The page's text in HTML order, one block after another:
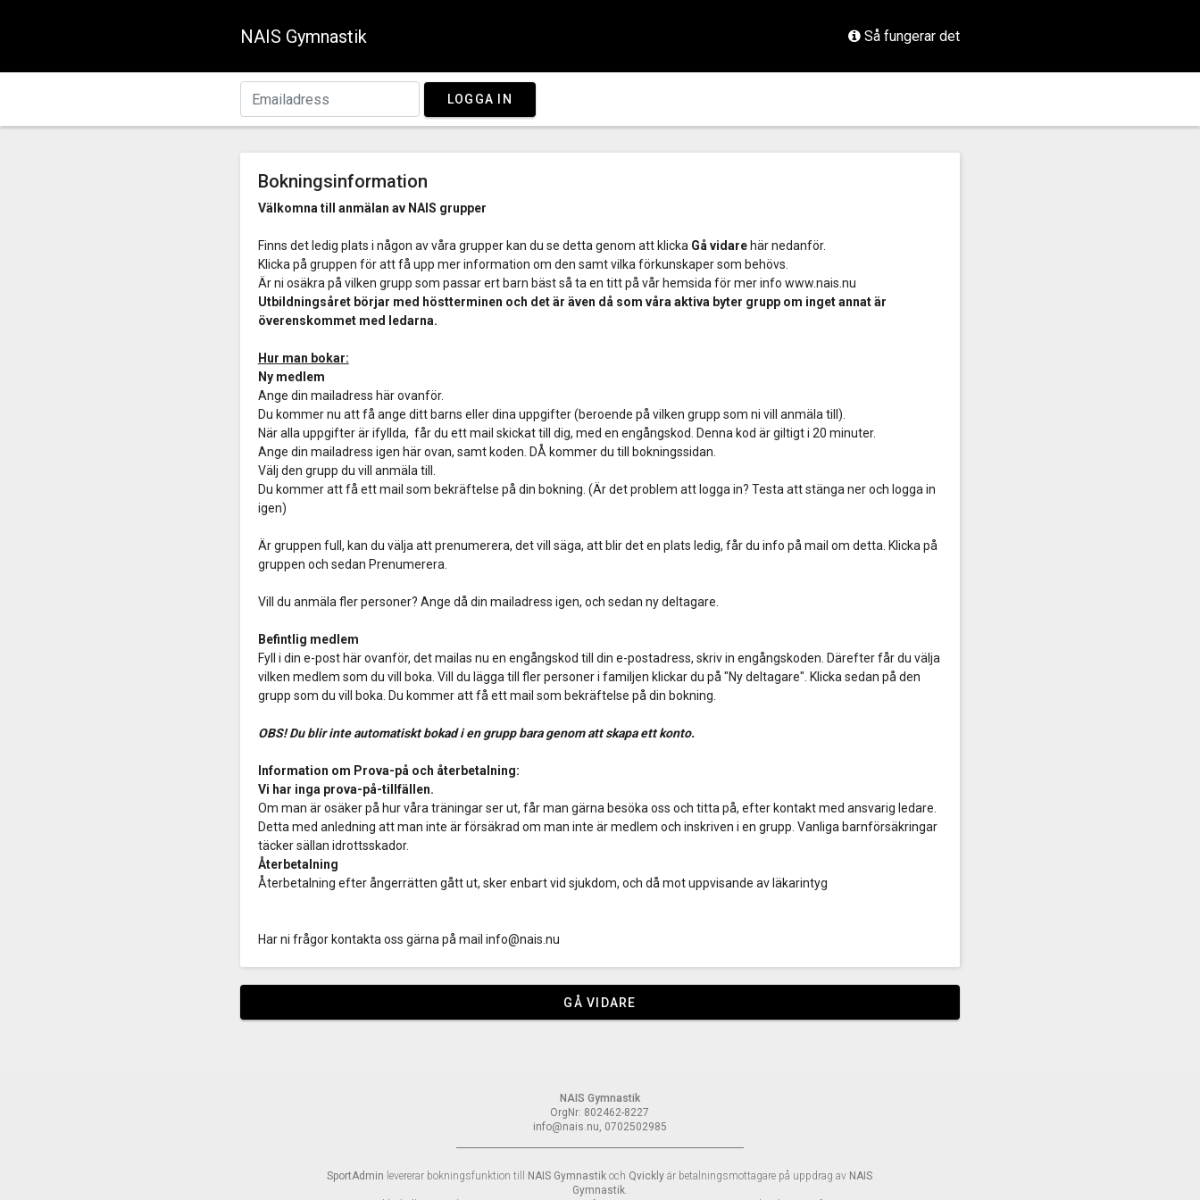
NAIS Gymnastik Så fungerar det
LOGGA IN
Bokningsinformation
Välkomna till anmälan av NAIS grupper
Finns det ledig plats i någon av våra grupper kan du se detta genom att klicka Gå vidarehär nedanför.
Klicka på gruppen för att få upp mer information om den samt vilka förkunskaper som behövs.
Är ni osäkra på vilken grupp som passar ert barn bäst så ta en titt på vår hemsida för mer info www.nais.nu
Utbildningsåret börjar med höstterminen och det är även då som våra aktiva byter grupp om inget annat är
överenskommet med ledarna.
Hur man bokar:
Ny medlem
Ange din mailadress här ovanför.
Du kommer nu att få ange ditt barns eller dina uppgifter (beroende på vilken grupp som ni vill anmäla till).
När alla uppgifter är ifyllda, får du ett mail skickat till dig, med en engångskod. Denna kod är giltigt i 20 minuter.
Ange din mailadress igen här ovan, samt koden. DÅ kommer du till bokningssidan.
Välj den grupp du vill anmäla till.
Du kommer att få ett mail som bekräftelse på din bokning. (Är det problem att logga in? Testa att stänga ner och logga in
igen)
Är gruppen full, kan du välja att prenumerera, det vill säga, att blir det en plats ledig, får du info på mail om detta. Klicka på
gruppen och sedan Prenumerera.
Vill du anmäla fler personer? Ange då din mailadress igen, och sedan ny deltagare.
Befintlig medlem
Fyll i din e-post här ovanför, det mailas nu en engångskod till din e-postadress, skriv in engångskoden. Därefter får du välja
vilken medlem som du vill boka. Vill du lägga till fler personer i familjen klickar du på "Ny deltagare". Klicka sedan på den
grupp som du vill boka. Du kommer att få ett mail som bekräftelse på din bokning.
OBS! Du blir inte automatiskt bokad i en grupp bara genom att skapa ett konto.
Information om Prova-på och återbetalning:
Vi har inga prova-på-tillfällen.
Om man är osäker på hur våra träningar ser ut, får man gärna besöka oss och titta på, efter kontakt med ansvarig ledare.
Detta med anledning att man inte är försäkrad om man inte är medlem och inskriven i en grupp. Vanliga barnförsäkringar
täcker sällan idrottsskador.
Återbetalning
Återbetalning efter ångerrätten gått ut, sker enbart vid sjukdom, och då mot uppvisande av läkarintyg
Har ni frågor kontakta oss gärna på mail info@nais.nu
GÅ VIDARE
NAIS Gymnastik
OrgNr: 802462-8227
info@nais.nu, 0702502985
SportAdmin levererar bokningsfunktion till NAIS Gymnastik och Qvickly är betalningsmottagare på uppdrag av NAIS
Gymnastik.